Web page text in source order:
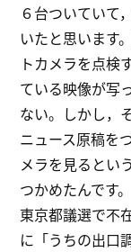
６台ついていて
いたと思います
トカメラを点検
ている映像が写
ない。しかし，
ニュース原稿を
メラを見るとい
つかめたんです
東京都議選で不
に「うちの出口